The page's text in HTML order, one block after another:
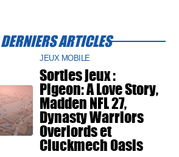
ARTICLES
JEUX MOBILE
Sorties jeux :
Pigeon: A Love Story,
Madden NFL 27,
Dynasty Warriors
Overlords et
Cluckmech Oasis